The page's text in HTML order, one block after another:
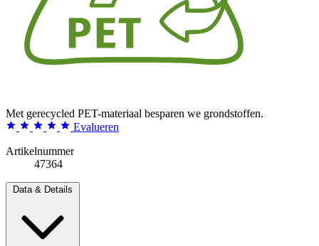
Met gerecycled PET-materiaal besparen we grondstoffen.
Evalueren
Artikelnummer
47364
Data & Details